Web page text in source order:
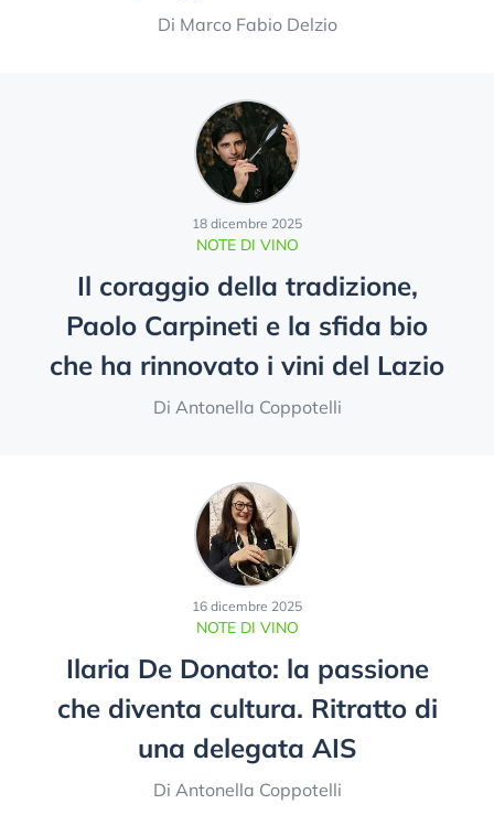
Di Marco Fabio Delzio
NOTE DI VINO
18 dicembre 2025
Il coraggio della tradizione,
Paolo Carpineti e la sfida bio
che ha rinnovato i vini del Lazio
Di Antonella Coppotelli
NOTE DI VINO
16 dicembre 2025
Ilaria De Donato: la passione
che diventa cultura. Ritratto di
una delegata AIS
Di Antonella Coppotelli